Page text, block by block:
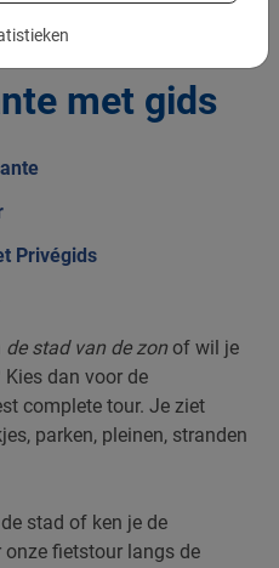
met gids
Privégids
de stad van de zon of wil je
dan voor de
complete tour. Je ziet
parken, pleinen, stranden
stad of ken je de
fietstour langs de